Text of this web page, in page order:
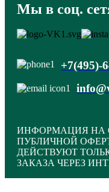
Мы в соц.
+7(495)-
ИНФОРМАЦИЯ НА
ПУБЛИЧНОЙ
ДЕЙСТВУЮТ
ЗАКАЗА ЧЕРЕЗ